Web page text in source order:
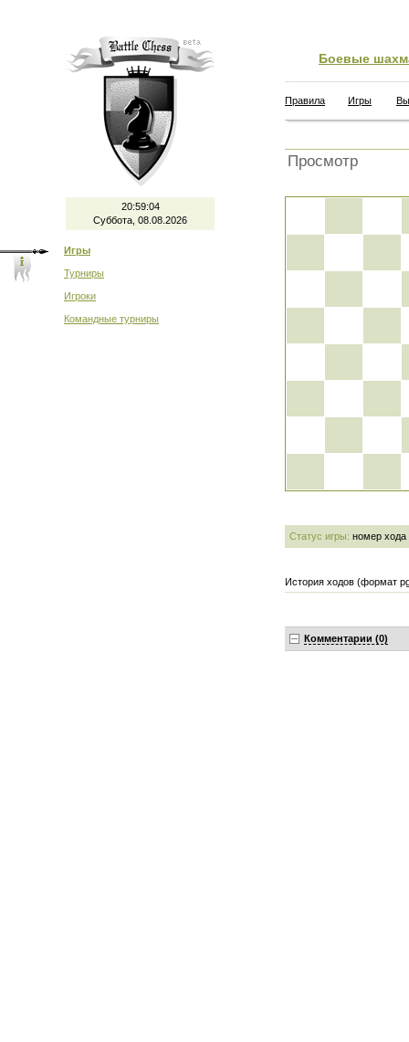
20:59:04
Суббота, 08.08.2026
Игры
Турниры
Игроки
Командные турниры
Боевые
Правила Игры
Просмотр
Статус игры: номер хода
История ходов (формат
Комментарии (0)